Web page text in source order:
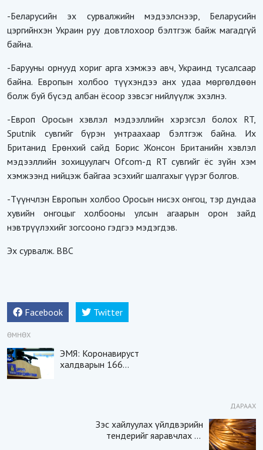
-Беларусийн эх сурвалжийн мэдээлснээр, Беларусийн
цэргийнхэн Украин руу довтлохоор бэлтгэж байж магадгүй
байна.
-Барууны орнууд хориг арга хэмжээ авч, Украинд тусалсаар
байна. Европын холбоо түүхэндээ анх удаа мөргөлдөөн
болж буй бүсэд албан ёсоор зэвсэг нийлүүлж эхэлнэ.
-Европ Оросын хэвлэл мэдээллийн хэрэгсэл болох RT,
Sputnik сувгийг бүрэн унтраахаар бэлтгэж байна. Их
Британид Ерөнхий сайд Борис Жонсон Британийн хэвлэл
мэдээллийн зохицуулагч Ofcom-д RT сувгийг ёс зүйн хэм
хэмжээнд нийцэж байгаа эсэхийг шалгахыг үүрэг болгов.
-Түүнчлэн Европын холбоо Оросын нисэх онгоц, тэр дундаа
хувийн онгоцыг холбооны улсын агаарын орон зайд
нэвтрүүлэхийг зогсооно гэдгээ мэдэгдэв.
Эх сурвалж. ВВС
Facebook Twitter
ӨМНӨХ
ЭМЯ: Коронавируст
халдварын 166
ДАРААХ
Зэс хайлуулах үйлдвэрийн
тендерийг яаравчлах нь